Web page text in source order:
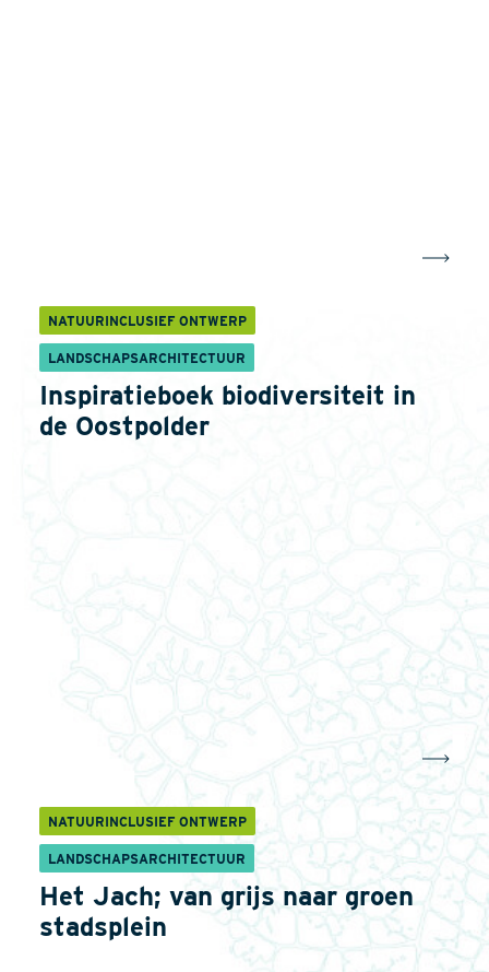
NATUURINCLUSIEF ONTWERP
LANDSCHAPSARCHITECTUUR
Inspiratieboek biodiversiteit in
de Oostpolder
NATUURINCLUSIEF ONTWERP
LANDSCHAPSARCHITECTUUR
Het Jach; van grijs naar groen
stadsplein